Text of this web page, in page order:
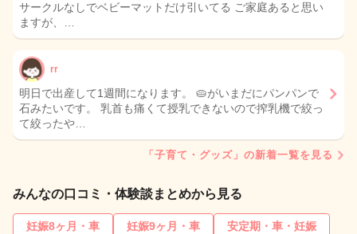
サークルなしでベビーマットだけ引いてる ご家庭あると思い
ますが、…
rr
明日で出産して1週間になります。 🥧がいまだにパンパンで
石みたいです。 乳首も痛くて授乳できないので搾乳機で絞っ
て絞ったや…
「子育て・グッズ」の新着一覧を見る
みんなの口コミ・体験談まとめから見る
妊娠8ヶ月・車 妊娠9ヶ月・車
安定期・車・妊娠